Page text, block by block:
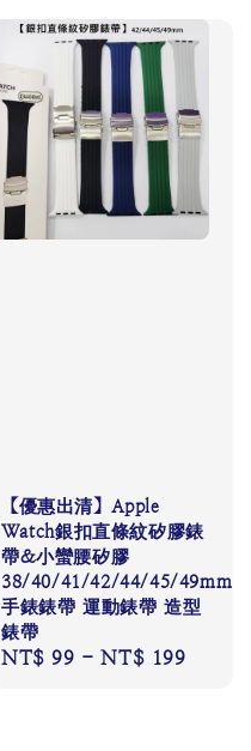
【優惠出清】Apple
Watch銀扣直條紋矽膠錶
帶&小蠻腰矽膠
38/40/41/42/44/45/49mm
手錶錶帶 運動錶帶 造型
錶帶
Regular
NT$ 99 -NT$ 199